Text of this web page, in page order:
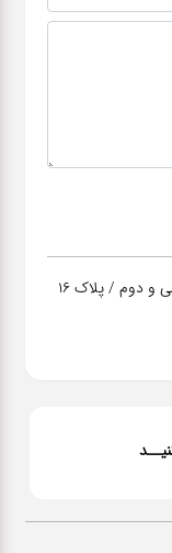
و دوم / پلاک 16